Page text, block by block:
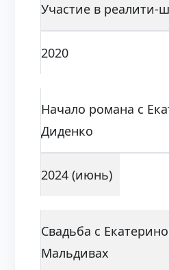
Участие в реалити-
2020
Начало романа с
Диденко
2024 (июнь)
Свадьба с
Мальдивах